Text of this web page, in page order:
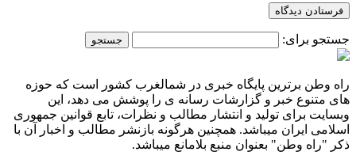
جستجو برای:
راه وطن برترین پایگاه خبری در شمالغرب کشور است که حوزه
های متنوع خبر و گزارشات رسانه ی را پوشش می دهد، این
وبسایت برای تولید و انتشار مطالب و نظرات، تابع قوانین جمهوری
اسلامی ایران میباشد. همچنین هرگونه بازنشر مطالب و اخبار آن با
ذکر "راه وطن" بعنوان منبع بلامانع میباشد.